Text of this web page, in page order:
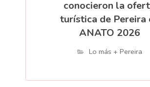
conocieron la
turística de Pereira
ANATO 2026
Lo más + Pereira